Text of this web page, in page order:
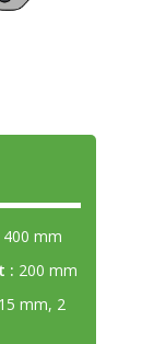
400 mm
: 200 mm
mm, 2